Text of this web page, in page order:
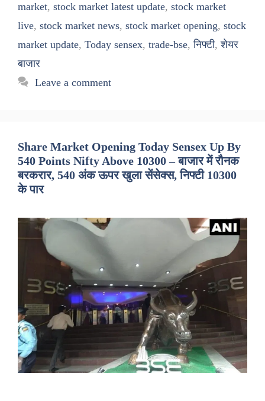
market, stock market latest update, stock market
live, stock market news, stock market opening, stock
market update, Today sensex, trade-bse,निफ्टी,शेयर
बाजार
Leave a comment
Share Market Opening Today Sensex Up By
540 Points Nifty Above 10300 – बाजार में रौनक
बरकरार, 540 अंक ऊपर खुला सेंसेक्स, निफ्टी 10300
के पार